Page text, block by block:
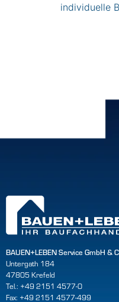
individuelle
BAUEN+LEBEN Service GmbH &
Untergath 184
47805 Krefeld
Tel.: +49 2151 4577-0
Fax: +49 2151 4577-499